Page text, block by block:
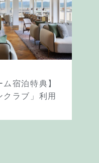
ム宿泊特典】
クラブ」利用